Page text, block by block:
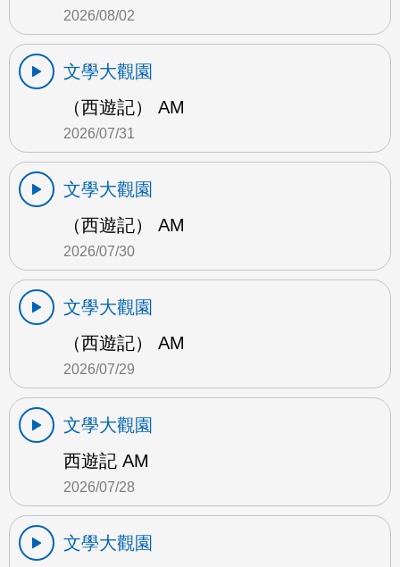
2026/08/02
文學大觀園
（西遊記） AM
2026/07/31
文學大觀園
（西遊記） AM
2026/07/30
文學大觀園
（西遊記） AM
2026/07/29
文學大觀園
西遊記 AM
2026/07/28
文學大觀園